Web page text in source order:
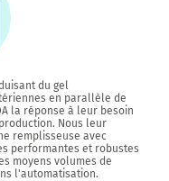
du gel
en parallèle de
la réponse à leur besoin
Nous leur
remplisseuse avec
performantes et robustes
moyens volumes de
l'automatisation.